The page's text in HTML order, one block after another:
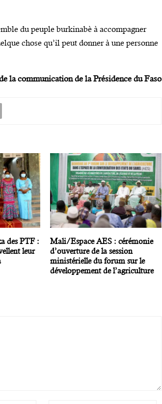
du peuple burkinabè à accompagner
chose qu’il peut donner à une personne
la communication de la Présidence du Faso
des PTF :
leur
Mali/Espace AES : cérémonie
d’ouverture de la session
ministérielle du forum sur le
développement de l’agriculture